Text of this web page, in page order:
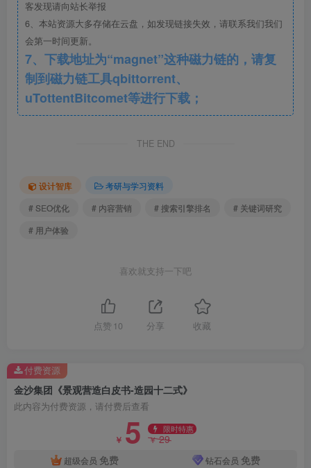
客发现请向站长举报
6、本站资源大多存储在云盘，如发现链接失效，请联系我们我们
会第一时间更新。
7、下载地址为“magnet”这种磁力链的，请复
制到磁力链工具qbittorrent、
uTottentBitcomet等进行下载；
THE END
设计智库
考研与学习资料
# SEO优化
# 内容营销 # 搜索引擎排名
# 关键词研究
# 用户体验
喜欢就支持一下吧
点赞 10 分享 收藏
金沙集团《景观营造白皮书-造园十二式》
此内容为付费资源，请付费后查看
￥ 5 限时特惠
￥29
超级会员 免费 钻石会员 免费
付费资源